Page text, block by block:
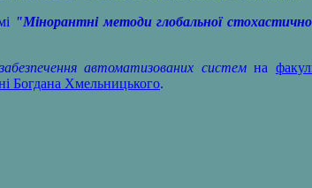
"Мінорантні методи глобальної
автоматизованих системна
Богдана Хмельницького.